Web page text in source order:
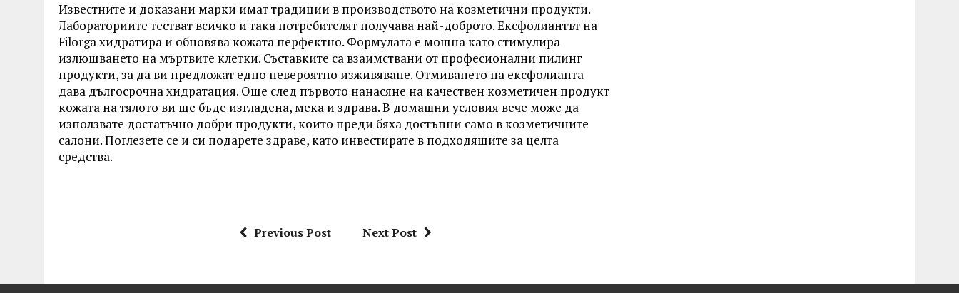
Известните и доказани марки имат традиции в производството на козметични продукти.
Лабораториите тестват всичко и така потребителят получава най-доброто. Ексфолиантът на
Filorga хидратира и обновява кожата перфектно. Формулата е мощна като стимулира
излющването на мъртвите клетки. Съставките са взаимствани от професионални пилинг
продукти, за да ви предложат едно невероятно изживяване. Отмиването на ексфолианта
дава дългосрочна хидратация. Още след първото нанасяне на качествен козметичен продукт
кожата на тялото ви ще бъде изгладена, мека и здрава. В домашни условия вече може да
използвате достатъчно добри продукти, които преди бяха достъпни само в козметичните
салони. Поглезете се и си подарете здраве, като инвестирате в подходящите за целта
средства.
Previous Post Next Post